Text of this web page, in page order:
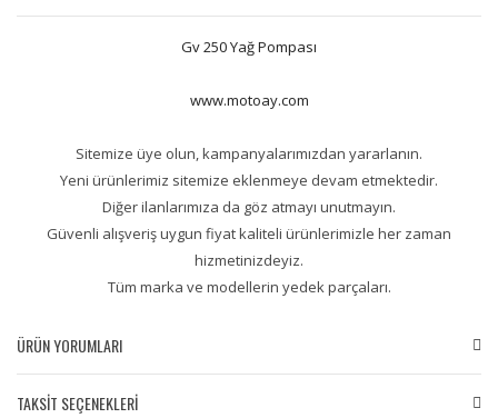
Gv 250 Yağ Pompası
www.motoay.com
Sitemize üye olun, kampanyalarımızdan yararlanın.
Yeni ürünlerimiz sitemize eklenmeye devam etmektedir.
Diğer ilanlarımıza da göz atmayı unutmayın.
Güvenli alışveriş uygun fiyat kaliteli ürünlerimizle her zaman
hizmetinizdeyiz.
Tüm marka ve modellerin yedek parçaları.
ÜRÜN YORUMLARI
TAKSİT SEÇENEKLERİ